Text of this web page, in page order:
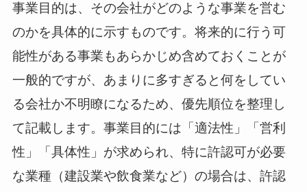
事業目的は、その会社がどのような事業を営む
のかを具体的に示すものです。将来的に行う可
能性がある事業もあらかじめ含めておくことが
一般的ですが、あまりに多すぎると何をしてい
る会社か不明瞭になるため、優先順位を整理し
て記載します。事業目的には「適法性」「営利
性」「具体性」が求められ、特に許認可が必要
な業種（建設業や飲食業など）の場合は、許認